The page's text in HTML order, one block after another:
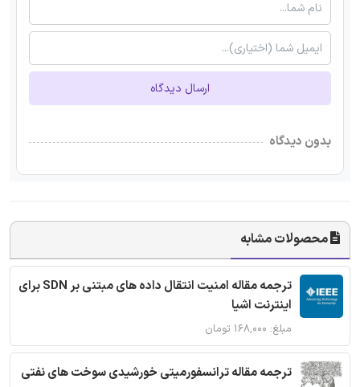
ارسال دیدگاه
بدون دیدگاه
محصولات مشابه
ترجمه مقاله امنیت انتقال داده های مبتنی بر SDN برای
اینترنت اشیا
مبلغ: ۱۶۸,۰۰۰ تومان
ترجمه مقاله ترانسفورمیتی خورشیدی سوخت های نفتی